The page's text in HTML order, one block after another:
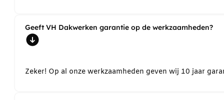
Geeft VH Dakwerken garantie op de werkzaamheden?
Zeker! Op al onze werkzaamheden geven wij 10 jaar